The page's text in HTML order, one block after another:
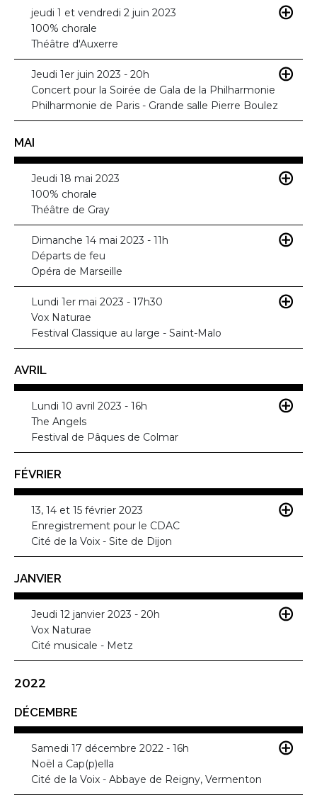
jeudi 1 et vendredi 2 juin 2023
100% chorale
Théâtre d'Auxerre
Jeudi 1er juin 2023 - 20h
Concert pour la Soirée de Gala de la Philharmonie
Philharmonie de Paris - Grande salle Pierre Boulez
MAI
Jeudi 18 mai 2023
100% chorale
Théâtre de Gray
Dimanche 14 mai 2023 - 11h
Départs de feu
Opéra de Marseille
Lundi 1er mai 2023 - 17h30
Vox Naturae
Festival Classique au large - Saint-Malo
AVRIL
Lundi 10 avril 2023 - 16h
The Angels
Festival de Pâques de Colmar
FÉVRIER
13, 14 et 15 février 2023
Enregistrement pour le CDAC
Cité de la Voix - Site de Dijon
JANVIER
Jeudi 12 janvier 2023 - 20h
Vox Naturae
Cité musicale - Metz
2022
DÉCEMBRE
Samedi 17 décembre 2022 - 16h
Noël a Cap(p)ella
Cité de la Voix - Abbaye de Reigny, Vermenton